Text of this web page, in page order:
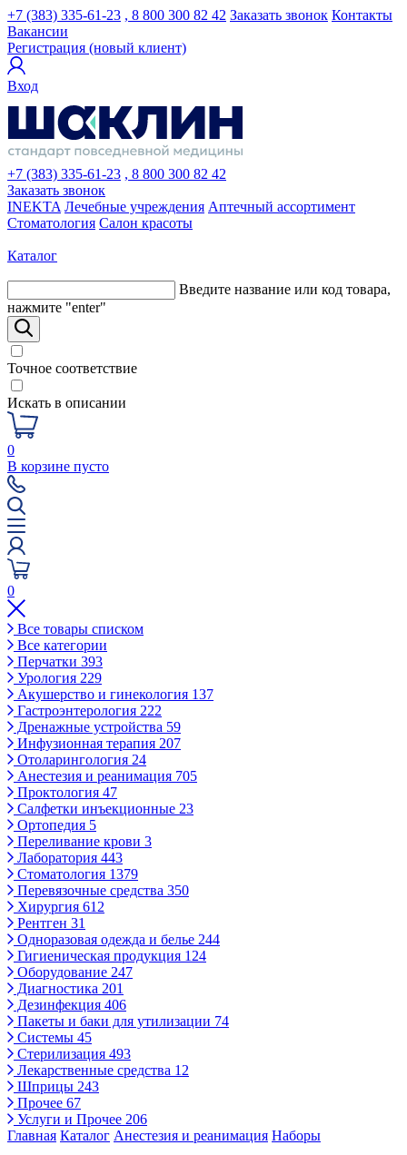
+7 (383) 335-61-23 , 8 800 300 82 42 Заказать звонок Контакты
Вакансии
Регистрация (новый клиент)
Вход
+7 (383) 335-61-23 , 8 800 300 82 42
Заказать звонок
INEKTA Лечебные учреждения Аптечный ассортимент
Стоматология Салон красоты
Каталог
Введите название или код товара,
нажмите "enter"
Точное соответствие
Искать в описании
0
В корзине пусто
0
Все товары списком
Все категории
Перчатки 393
Урология 229
Акушерство и гинекология 137
Гастроэнтерология 222
Дренажные устройства 59
Инфузионная терапия 207
Отоларингология 24
Анестезия и реанимация 705
Проктология 47
Салфетки инъекционные 23
Ортопедия 5
Переливание крови 3
Лаборатория 443
Стоматология 1379
Перевязочные средства 350
Хирургия 612
Рентген 31
Одноразовая одежда и белье 244
Гигиеническая продукция 124
Оборудование 247
Диагностика 201
Дезинфекция 406
Пакеты и баки для утилизации 74
Системы 45
Стерилизация 493
Лекарственные средства 12
Шприцы 243
Прочее 67
Услуги и Прочее 206
Главная Каталог Анестезия и реанимация Наборы